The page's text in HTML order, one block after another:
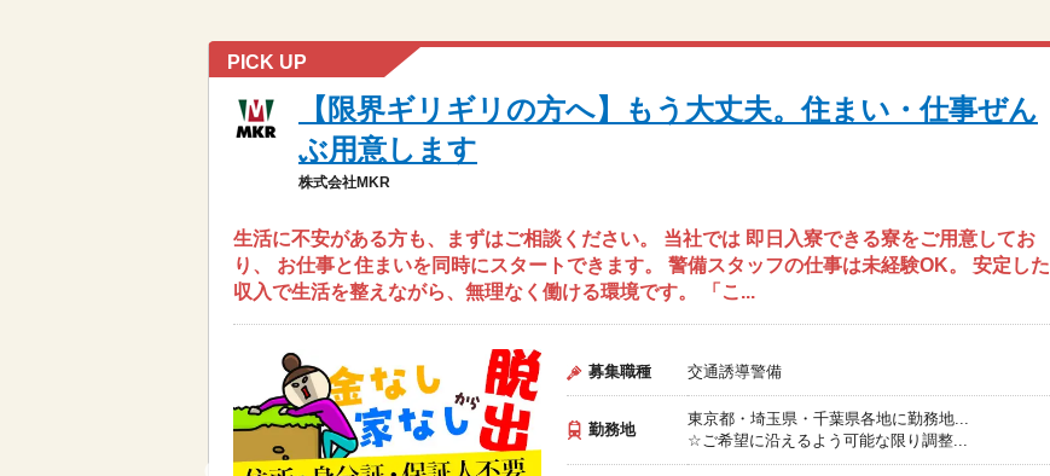
PICK UP
【限界ギリギリの方へ】もう大丈夫。住まい・仕事ぜん
ぶ用意します
株式会社MKR
生活に不安がある方も、まずはご相談ください。 当社では 即日入寮できる寮をご用意してお
り、 お仕事と住まいを同時にスタートできます。 警備スタッフの仕事は未経験OK。 安定した
収入で生活を整えながら、無理なく働ける環境です。 「こ...
募集職種 交通誘導警備
勤務地
東京都・埼玉県・千葉県各地に勤務地...
☆ご希望に沿えるよう可能な限り調整...